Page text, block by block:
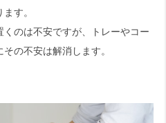
す。
のは不安ですが、トレーやコー
の不安は解消します。